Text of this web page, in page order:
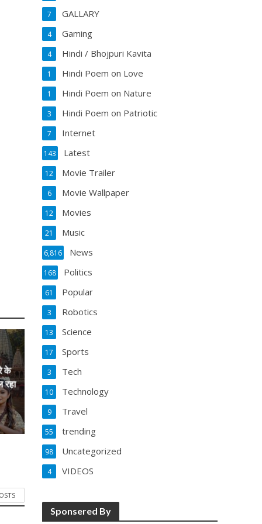
के
रहा
GALLARY
7
Gaming
4
Hindi / Bhojpuri Kavita
4
Hindi Poem on Love
1
Hindi Poem on Nature
1
Hindi Poem on Patriotic
3
Internet
7
Latest
143
Movie Trailer
12
Movie Wallpaper
6
Movies
12
Music
21
News
6,816
Politics
168
Popular
61
Robotics
3
Science
13
Sports
17
Tech
3
Technology
10
Travel
9
trending
55
Uncategorized
98
VIDEOS
4
Sponsered By